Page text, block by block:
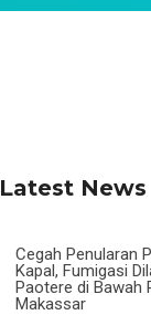
Latest News
Cegah Penularan
Kapal, Fumigasi
Paotere di Bawah
Makassar